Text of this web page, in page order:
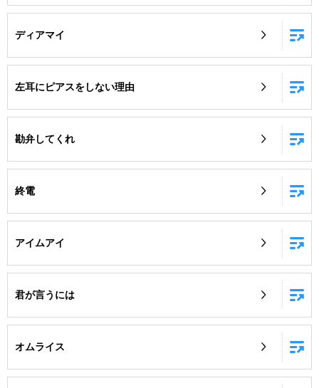
ディアマイ
左耳にピアスをしない理由
勘弁してくれ
終電
アイムアイ
君が言うには
オムライス